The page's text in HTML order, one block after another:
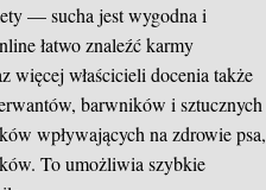
— sucha jest wygodna i
łatwo znaleźć karmy
więcej właścicieli docenia także
barwników i sztucznych
wpływających na zdrowie psa,
To umożliwia szybkie